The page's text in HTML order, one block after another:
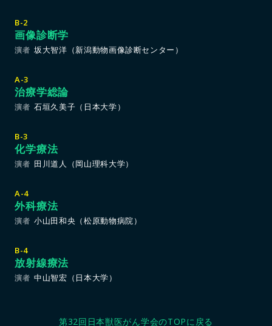
B-2
画像診断学
演者 坂大智洋（新潟動物画像診断センター）
A-3
治療学総論
演者 石垣久美子（日本大学）
B-3
化学療法
演者 田川道人（岡山理科大学）
A-4
外科療法
演者 小山田和央（松原動物病院）
B-4
放射線療法
演者 中山智宏（日本大学）
第32回日本獣医がん学会のTOPに戻る